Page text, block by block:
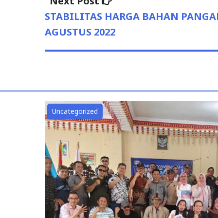
post:
STABILITAS HARGA BAHAN
AGUSTUS 2022
Uncategorized